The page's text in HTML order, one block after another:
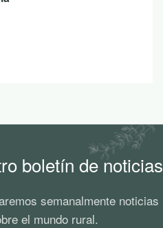
boletín de noticias
semanalmente noticias
el mundo rural.